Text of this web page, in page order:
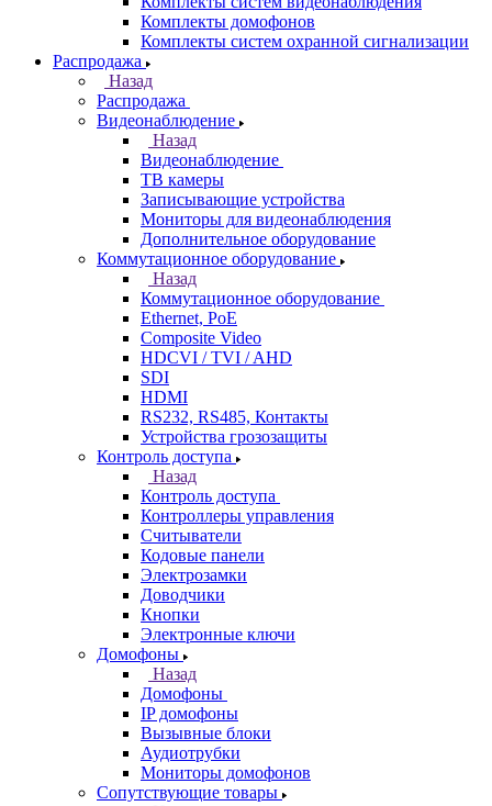
Комплекты домофонов
Комплекты систем охранной сигнализации
Распродажа
Назад
Распродажа
Видеонаблюдение
Назад
Видеонаблюдение
ТВ камеры
Записывающие устройства
Мониторы для видеонаблюдения
Дополнительное оборудование
Коммутационное оборудование
Назад
Коммутационное оборудование
Ethernet, PoE
Composite Video
HDCVI / TVI / AHD
SDI
HDMI
RS232, RS485, Контакты
Устройства грозозащиты
Контроль доступа
Назад
Контроль доступа
Контроллеры управления
Считыватели
Кодовые панели
Электрозамки
Доводчики
Кнопки
Электронные ключи
Домофоны
Назад
Домофоны
IP домофоны
Вызывные блоки
Аудиотрубки
Мониторы домофонов
Сопутствующие товары